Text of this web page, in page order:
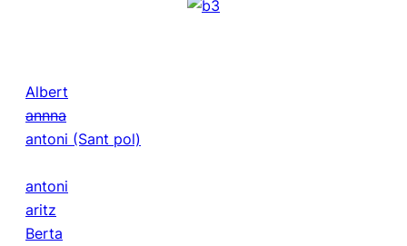
Albert
annna
antoni (Sant pol)
antoni
aritz
Berta